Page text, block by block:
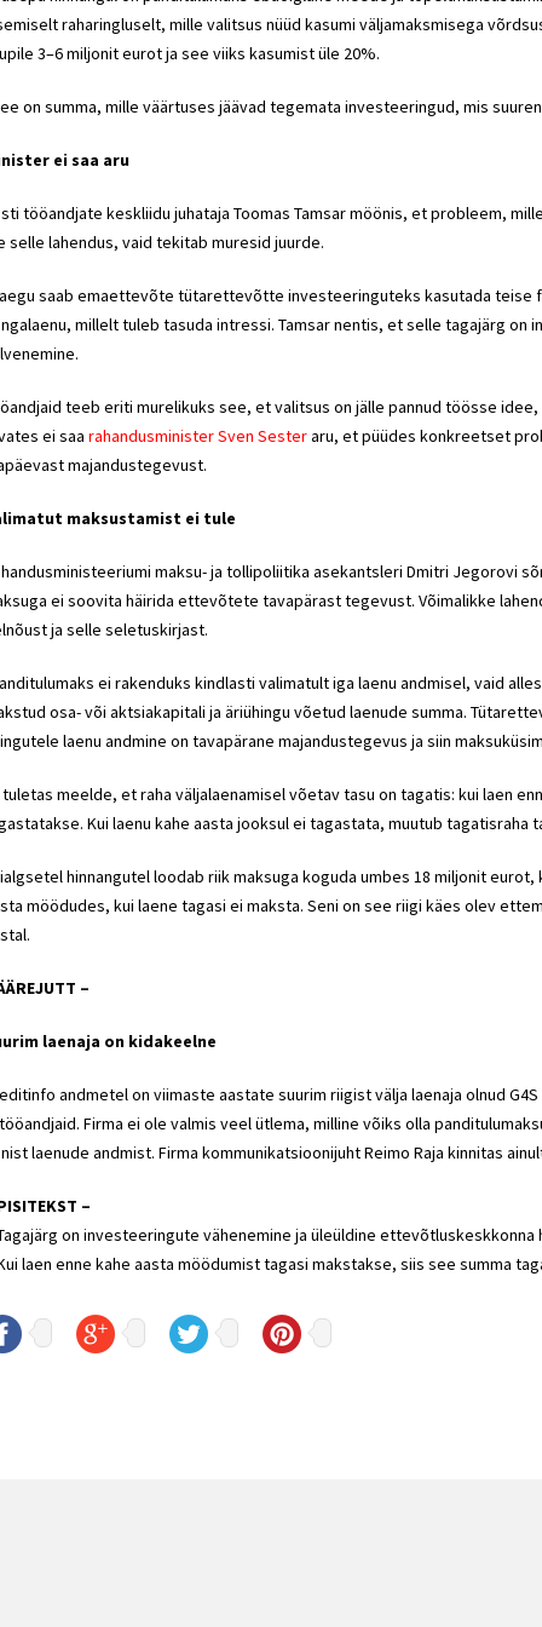
raharingluselt, mille valitsus nüüd kasumi väljamaksmisega
3–6 miljonit eurot ja see viiks kasumist üle 20%.
on summa, mille väärtuses jäävad tegemata investeeringud, mis
ei saa aru
tööandjate keskliidu juhataja Toomas Tamsar möönis, et probleem,
selle lahendus, vaid tekitab muresid juurde.
saab emaettevõte tütarettevõtte investeeringuteks kasutada teise
millelt tuleb tasuda intressi. Tamsar nentis, et selle tagajärg
teeb eriti murelikuks see, et valitsus on jälle pannud töösse
ei saa rahandusminister Sven Sesteraru, et püüdes konkreetset
majandustegevust.
maksustamist ei tule
maksu- ja tollipoliitika asekantsleri Dmitri Jegorovi
ei soovita häirida ettevõtete tavapärast tegevust. Võimalikke
ja selle seletuskirjast.
ei rakenduks kindlasti valimatult iga laenu andmisel, vaid
osa- või aktsiakapitali ja äriühingu võetud laenude summa.
laenu andmine on tavapärane majandustegevus ja siin
tuletas meelde, et raha väljalaenamisel võetav tasu on tagatis: kui laen
Kui laenu kahe aasta jooksul ei tagastata, muutub tagatisraha
hinnangutel loodab riik maksuga koguda umbes 18 miljonit
möödudes, kui laene tagasi ei maksta. Seni on see riigi käes olev
–
laenaja on kidakeelne
andmetel on viimaste aastate suurim riigist välja laenaja olnud
Firma ei ole valmis veel ütlema, milline võiks olla
laenude andmist. Firma kommunikatsioonijuht Reimo Raja kinnitas
–
on investeeringute vähenemine ja üleüldine ettevõtluskeskkonna
laen enne kahe aasta möödumist tagasi makstakse, siis see summa